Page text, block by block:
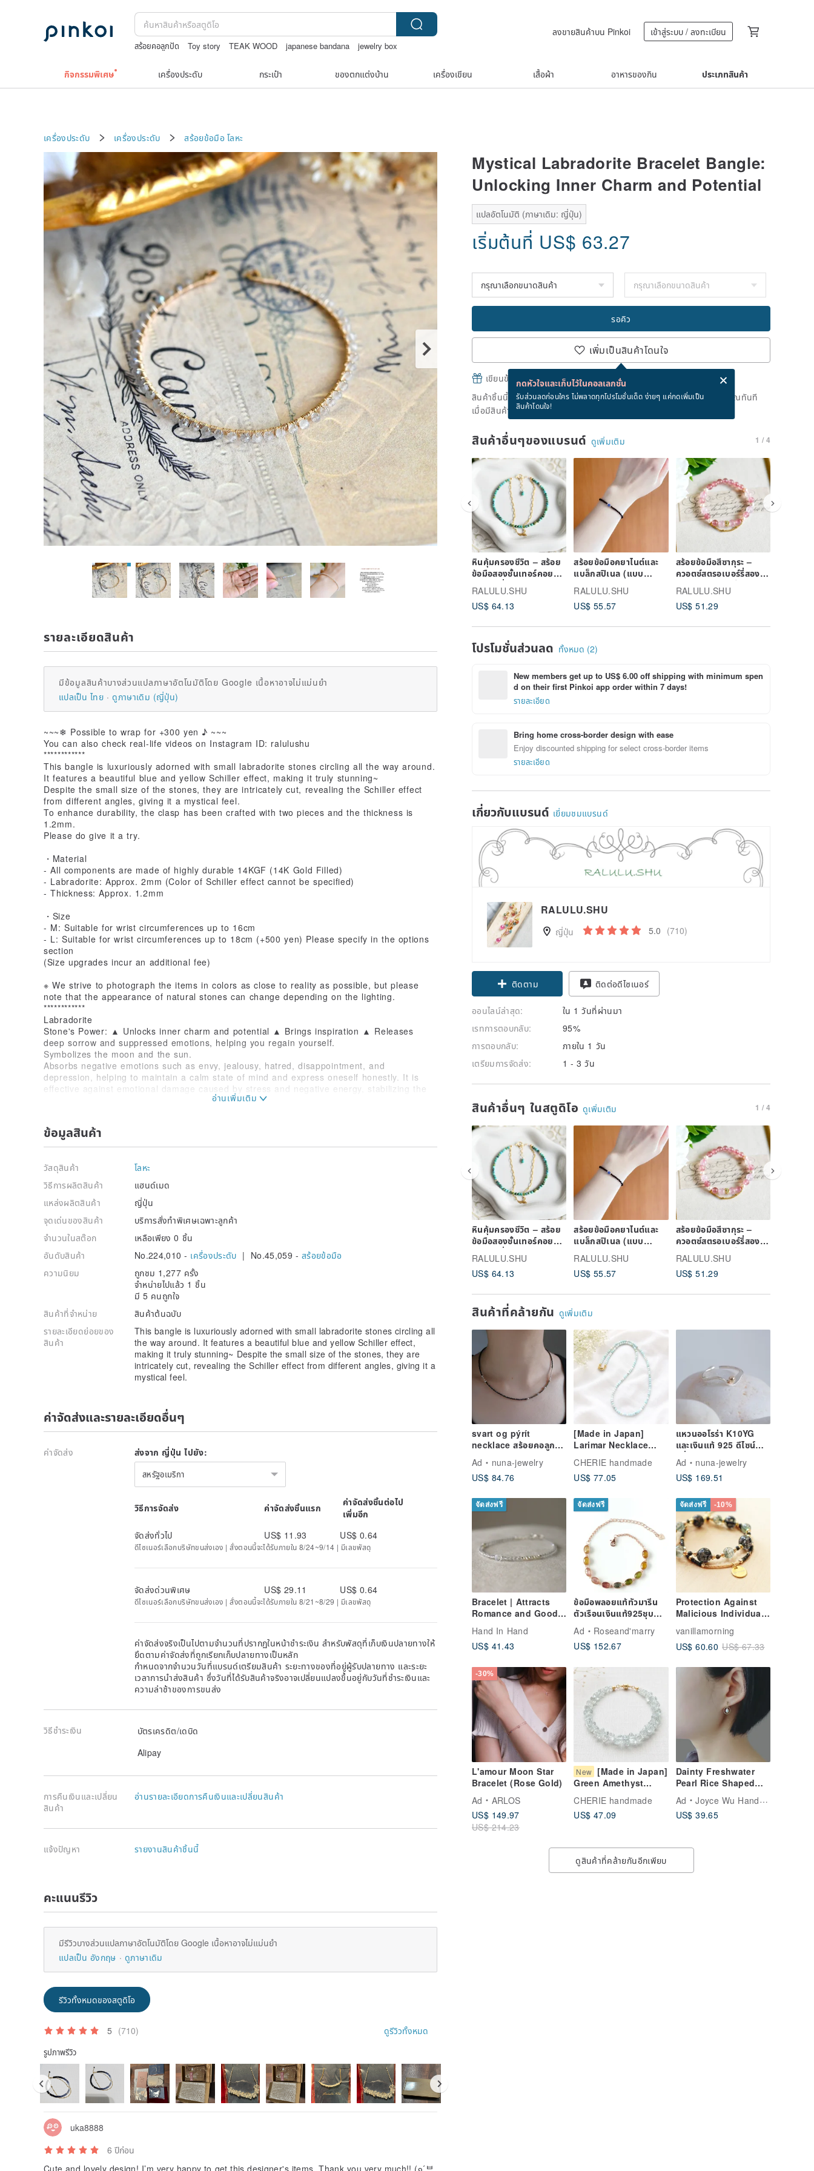
สร้อยคอลูกปัด Toy story TEAK WOOD japanese bandana
jewelry box
ลงขายสินค้าบน Pinkoi เข้าสู่ระบบ / ลงทะเบียน
กิจกรรมพิเศษ เครื่องประดับ กระเป๋า ของตกแต่งบ้าน เครื่องเขียน เสื้อผ้า อาหารของกิน ประเภทสินค้า
เครื่องประดับ เครื่องประดับ สร้อยข้อมือ โลหะ
Mystical Labradorite Bracelet Bangle:
Unlocking Inner Charm and Potential
แปลอัตโนมัติ (ภาษาเดิม: ญี่ปุ่น)
เริ่มต้นที่ US$ 63.27
รอคิว
เพิ่มเป็นสินค้าโดนใจ
กดหัวใจและเก็บไว้ในคอลเลกชั่น
รับส่วนลดก่อนใคร ไม่พลาดทุกโปรโมชั่นเด็ด ง่ายๆ แค่กดเพิ่มเป็น
สินค้าโดนใจ!
เขียนข้อความและส่ง eCard ฟรีเมื่อซื้อสินค้า!
สินค้าชิ้นนี้ขายหมดแล้ว แต่คุณสามารถกดปุ่ม "รอคิว" และเราจะแจ้งเตือนคุณทันที
เมื่อมีสินค้าพร้อมขาย
สินค้าอื่นๆของแบรนด์ ดูเพิ่มเติม 1 / 4
หินคุ้มครองชีวิต – สร้อย
ข้อมือสองชั้นเทอร์คอยส์
และโซ่คลื่น หินประจำเดือน
ธันวาคม
RALULU.SHU
US$ 64.13
สร้อยข้อมือคยาไนต์และ
แบล็กสปิเนล (แบบ
RALULU.SHU
US$ 55.57
สร้อยข้อมือสีซากุระ –
ควอตซ์สตรอเบอร์รี่สอง
แบบและไข่มุก (ชิ้นเดียว)
RALULU.SHU
US$ 51.29
โปรโมชั่นส่วนลด ทั้งหมด (2)
New members get up to US$ 6.00 off shipping with minimum spen
d on their first Pinkoi app order within 7 days!
รายละเอียด
Bring home cross-border design with ease
Enjoy discounted shipping for select cross-border items
รายละเอียด
เกี่ยวกับแบรนด์ เยี่ยมชมแบรนด์
RALULU.SHU
ญี่ปุ่น 5.0 (710)
ติดตาม ติดต่อดีไซเนอร์
ออนไลน์ล่าสุด:
ใน 1 วันที่ผ่านมา
เรทการตอบกลับ:
95%
การตอบกลับ:
ภายใน 1 วัน
เตรียมการจัดส่ง:
1 - 3 วัน
สินค้าอื่นๆ ในสตูดิโอ ดูเพิ่มเติม 1 / 4
หินคุ้มครองชีวิต – สร้อย
ข้อมือสองชั้นเทอร์คอยส์
และโซ่คลื่น หินประจำเดือน
ธันวาคม
RALULU.SHU
US$ 64.13
สร้อยข้อมือคยาไนต์และ
แบล็กสปิเนล (แบบ
ยืดหยุ่น)
RALULU.SHU
US$ 55.57
สร้อยข้อมือสีซากุระ –
ควอตซ์สตรอเบอร์รี่สอง
แบบและไข่มุก (ชิ้นเดียว)
RALULU.SHU
US$ 51.29
สินค้าที่คล้ายกัน ดูเพิ่มเติม
svart og pýrít
necklace สร้อยคอลูกปัด
หินธรรมชาติ แบล็ก
สปิเนล (Black Spinel)
ไพไร
Ad
nuna-jewelry
US$ 84.76
[Made in Japan]
Larimar Necklace
3mm Natural Stone
Magnetic Clasp
Selectable Lengths
Women's Gifts
CHERIE handmade
US$ 77.05
แหวนออโรร่า K10YG
และเงินแท้ 925 ดีไซน์
คลื่น ปรับขนาดได้
Ad
nuna-jewelry
US$ 169.51
จัดส่งฟรี
Bracelet | Attracts
Romance and Good
Relationships |
Moonstone & Pearl |
Enhancing
Hand In Hand
US$ 41.43
จัดส่งฟรี
ข้อมือพลอยแท้ทัวมารีน
ตัวเรือนเงินแท้925ชุบ
พิงค์โกวล
Ad
Roseand'marry
US$ 152.67
จัดส่งฟรี -10%
Protection Against
Malicious Individuals
| Black Amulet |
Career Luck [Black
Rutilated Quartz x
Green Rutilated
Quartz] Two-Piece
vanillamorning
US$ 60.60 US$ 67.33
-30%
L'amour Moon Star
Bracelet (Rose Gold)
Ad
ARLOS
US$ 149.97
US$ 214.23
New [Made in Japan]
Green Amethyst
Chips, Shiny &
Smooth, Natural
Size Adjustment
CHERIE handmade
US$ 47.09
Dainty Freshwater
Pearl Rice Shaped
Earrings
Ad
Joyce Wu Handmade Jewelry
US$ 39.65
ดูสินค้าที่คล้ายกันอีกเพียบ
รายละเอียดสินค้า
มีข้อมูลสินค้าบางส่วนแปลภาษาอัตโนมัติโดย Google เนื้อหาอาจไม่แม่นยำ
แปลเป็น ไทย
ดูภาษาเดิม (ญี่ปุ่น)
~~~❄ Possible to wrap for +300 yen ♪ ~~~
You can also check real-life videos on Instagram ID: ralulushu
************
This bangle is luxuriously adorned with small labradorite stones circling all the way around.
It features a beautiful blue and yellow Schiller effect, making it truly stunning~
Despite the small size of the stones, they are intricately cut, revealing the Schiller effect
from different angles, giving it a mystical feel.
To enhance durability, the clasp has been crafted with two pieces and the thickness is
1.2mm.
Please do give it a try.
・Material
- All components are made of highly durable 14KGF (14K Gold Filled)
- Labradorite: Approx. 2mm (Color of Schiller effect cannot be specified)
- Thickness: Approx. 1.2mm
・Size
- M: Suitable for wrist circumferences up to 16cm
- L: Suitable for wrist circumferences up to 18cm (+500 yen) Please specify in the options
section
(Size upgrades incur an additional fee)
※ We strive to photograph the items in colors as close to reality as possible, but please
note that the appearance of natural stones can change depending on the lighting.
************
Labradorite
Stone's Power: ▲ Unlocks inner charm and potential ▲ Brings inspiration ▲ Releases
deep sorrow and suppressed emotions, helping you regain yourself.
Symbolizes the moon and the sun.
Absorbs negative emotions such as envy, jealousy, hatred, disappointment, and
depression, helping to maintain a calm state of mind and express oneself honestly. It is
effective against emotional damage caused by stress and negative energy, stabilizing the
mind, and providing harmony, warmth, and healing, restoring mind and body.
soul level, and unlocking potential and talents. It is recommended for those in creative
professions, artists, and designers.
insecure.
It also improves insight and foresight abilities.
It aids in the exploration of the meaning of life, the pursuit of self, and the quest for truth,
providing vitality and strengthening the will to live.
It fosters concentration and perseverance, guiding you to uphold your beliefs and achieve
your goals.
It also has positive effects on financial luck and career luck.
Labradorite is also famous as a powerful protective stone, highly effective against psychic
and spiritual disturbances, and was used in rituals to break curses.
It is said to attract compatible work, environments, and relationships, making it effective
when seeking a career change, a new job, or meeting people who share your values or
It is said to have the power to revive relationships between people, lending its strength
when you wish to reconcile with an ex-lover or reunite with someone you have been
separated from.
It is also said to sever unwanted connections.
ข้อมูลสินค้า
วัสดุสินค้า
โลหะ
วิธีการผลิตสินค้า
แฮนด์เมด
แหล่งผลิตสินค้า
ญี่ปุ่น
จุดเด่นของสินค้า
บริการสั่งทำพิเศษเฉพาะลูกค้า
จำนวนในสต๊อก
เหลือเพียง 0 ชิ้น
อันดับสินค้า
No.224,010 - เครื่องประดับ | No.45,059 - สร้อยข้อมือ
ความนิยม
ถูกชม 1,277 ครั้ง
จำหน่ายไปแล้ว 1 ชิ้น
มี 5 คนถูกใจ
สินค้าที่จำหน่าย
สินค้าต้นฉบับ
รายละเอียดย่อยของ
สินค้า
This bangle is luxuriously adorned with small labradorite stones circling all
the way around. It features a beautiful blue and yellow Schiller effect,
making it truly stunning~ Despite the small size of the stones, they are
intricately cut, revealing the Schiller effect from different angles, giving it a
mystical feel.
ค่าจัดส่งและรายละเอียดอื่นๆ
ค่าจัดส่ง ส่งจาก ญี่ปุ่น ไปยัง:
สหรัฐอเมริกา
วิธีการจัดส่ง ค่าจัดส่งชิ้นแรก
ค่าจัดส่งชิ้นต่อไป
เพิ่มอีก
จัดส่งทั่วไป
US$ 11.93 US$ 0.64
ดีไซเนอร์เลือกบริษัทขนส่งเอง | สั่งตอนนี้จะได้รับภายใน 8/24~9/14 | มีเลขพัสดุ
จัดส่งด่วนพิเศษ US$ 29.11 US$ 0.64
ดีไซเนอร์เลือกบริษัทขนส่งเอง | สั่งตอนนี้จะได้รับภายใน 8/21~8/29 | มีเลขพัสดุ
ค่าจัดส่งจริงเป็นไปตามจำนวนที่ปรากฏในหน้าชำระเงิน สำหรับพัสดุที่เก็บเงินปลายทางให้
ยึดตามค่าจัดส่งที่ถูกเรียกเก็บปลายทางเป็นหลัก
กำหนดจากจำนวนวันที่แบรนด์เตรียมสินค้า ระยะทางของที่อยู่ผู้รับปลายทาง และระยะ
เวลาการนำส่งสินค้า ซึ่งวันที่ได้รับสินค้าจริงอาจเปลี่ยนแปลงขึ้นอยู่กับวันที่ชำระเงินและ
ความล่าช้าของการขนส่ง
วิธีชำระเงิน
บัตรเครดิต/เดบิด
Alipay
การคืนเงินและเปลี่ยน
สินค้า
อ่านรายละเอียดการคืนเงินและเปลี่ยนสินค้า
แจ้งปัญหา รายงานสินค้าชิ้นนี้
คะแนนรีวิว
มีรีวิวบางส่วนแปลภาษาอัตโนมัติโดย Google เนื้อหาอาจไม่แม่นยำ
แปลเป็น อังกฤษ
ดูภาษาเดิม
รีวิวทั้งหมดของสตูดิโอ
5 (710) ดูรีวิวทั้งหมด
รูปภาพรีวิว
uka8888
6 ปีก่อน